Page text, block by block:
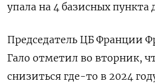
упала на 4 базисных пункта
Председатель ЦБ Франции
Гало отметил во вторник,
снизиться где-то в 2024